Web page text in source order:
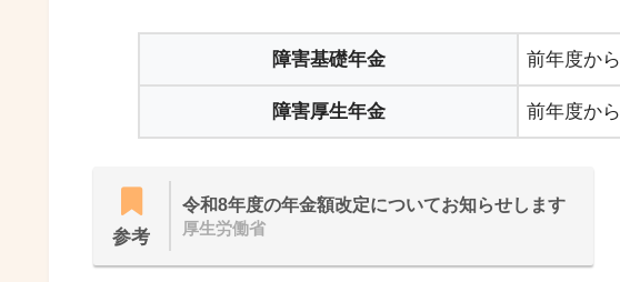
障害基礎年金 前年度から
障害厚生年金 前年度から
参考
令和8年度の年金額改定についてお知らせします
厚生労働省